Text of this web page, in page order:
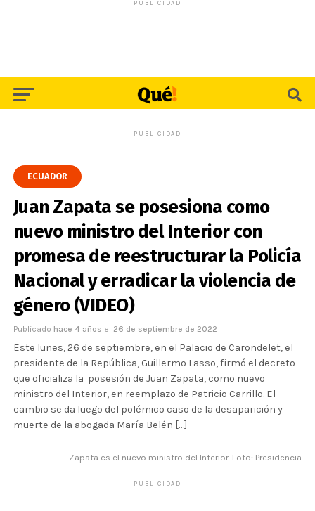
PUBLICIDAD
PUBLICIDAD
ECUADOR
Juan Zapata se posesiona como
nuevo ministro del Interior con
promesa de reestructurar la Policía
Nacional y erradicar la violencia de
género (VIDEO)
Publicado hace 4 años el 26 de septiembre de 2022
Este lunes, 26 de septiembre, en el Palacio de Carondelet, el
presidente de la República, Guillermo Lasso, firmó el decreto
que oficializa la posesión de Juan Zapata, como nuevo
ministro del Interior, en reemplazo de Patricio Carrillo. El
cambio se da luego del polémico caso de la desaparición y
muerte de la abogada María Belén […]
Zapata es el nuevo ministro del Interior. Foto: Presidencia
PUBLICIDAD